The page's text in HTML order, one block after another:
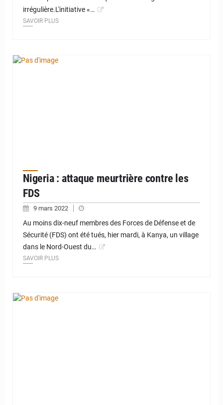
irrégulière.L'initiative «…
SAVOIR PLUS
Nigeria : attaque meurtrière contre les
FDS
9 mars 2022
Au moins dix-neuf membres des Forces de Défense et de
Sécurité (FDS) ont été tués, hier mardi, à Kanya, un village
dans le Nord-Ouest du…
SAVOIR PLUS